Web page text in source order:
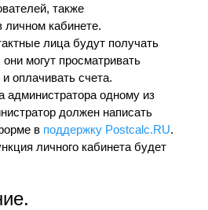
также
личном кабинете.
лица будут получать
могут просматривать
оплачивать счета.
администратора одному из
должен написать
в поддержку Postcalc.RU.
личного кабинета будет